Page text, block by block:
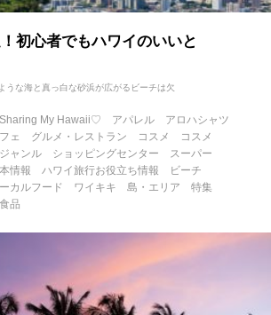
初心者でもハワイのいいと
うな海と真っ白な砂浜が広がるビーチは欠
My Hawaii♡ アパレル
アロハシャツ
ェ グルメ・レストラン コスメ
コスメ
ジャンル ショッピングセンター
スーパー
情報 ハワイ旅行お役立ち情報
ビーチ
カルフード ワイキキ 島・エリア
特集
食品